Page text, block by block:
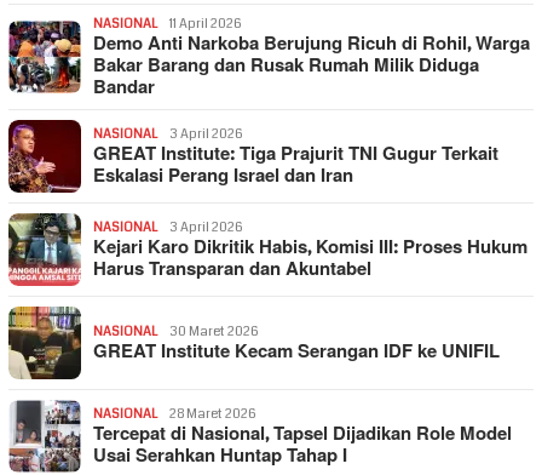
NASIONAL 11 April 2026
Demo Anti Narkoba Berujung Ricuh di Rohil, Warga
Bakar Barang dan Rusak Rumah Milik Diduga
Bandar
NASIONAL 3 April 2026
GREAT Institute: Tiga Prajurit TNI Gugur Terkait
Eskalasi Perang Israel dan Iran
NASIONAL 3 April 2026
Kejari Karo Dikritik Habis, Komisi III: Proses Hukum
Harus Transparan dan Akuntabel
NASIONAL 30 Maret 2026
GREAT Institute Kecam Serangan IDF ke UNIFIL
NASIONAL 28 Maret 2026
Tercepat di Nasional, Tapsel Dijadikan Role Model
Usai Serahkan Huntap Tahap I